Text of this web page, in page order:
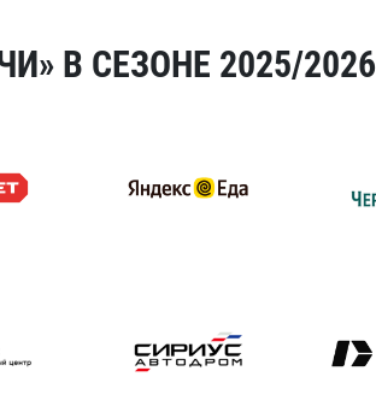
В СЕЗОНЕ 2025/2026